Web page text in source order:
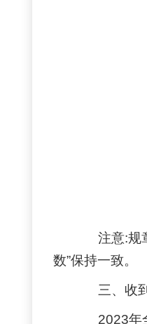
注意:规
数”保持一致。
三、收
2023年